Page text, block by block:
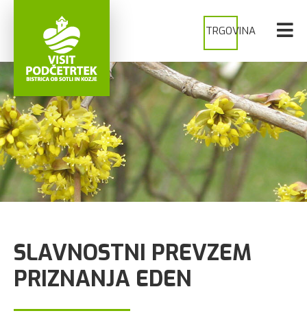
TRGOVINA
SLAVNOSTNI PREVZEM
PRIZNANJA EDEN